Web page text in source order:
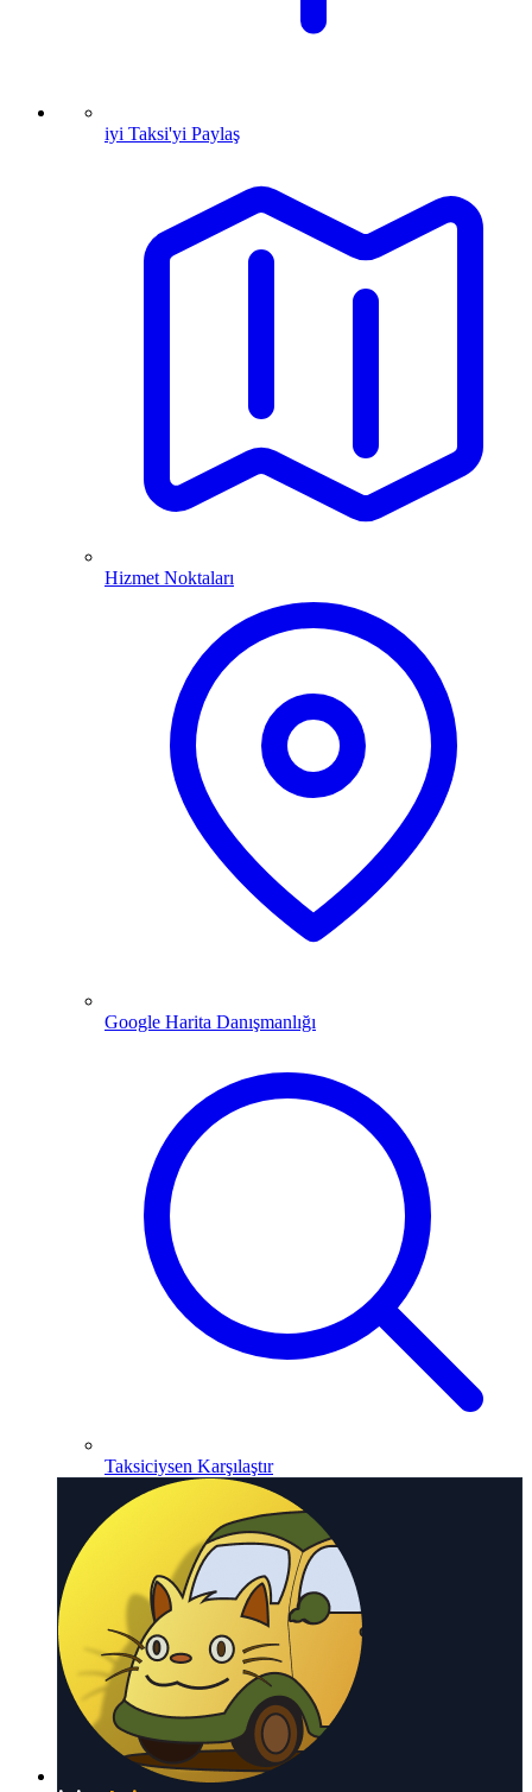
iyi Taksi'yi Paylaş
Hizmet Noktaları
Google Harita Danışmanlığı
Taksiciysen Karşılaştır